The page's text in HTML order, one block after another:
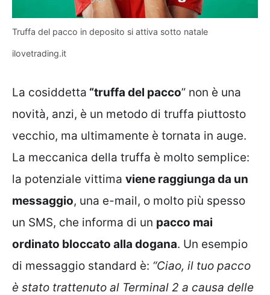
Truffa del pacco in deposito si attiva sotto natale
ilovetrading.it
La cosiddetta “truffa del pacco” non è una
novità, anzi, è un metodo di truffa piuttosto
vecchio, ma ultimamente è tornata in auge.
La meccanica della truffa è molto semplice:
la potenziale vittima viene raggiunga da un
messaggio, una e-mail, o molto più spesso
un SMS, che informa di un pacco mai
ordinato bloccato alla dogana. Un esempio
di messaggio standard è: “Ciao, il tuo pacco
è stato trattenuto al Terminal 2 a causa delle